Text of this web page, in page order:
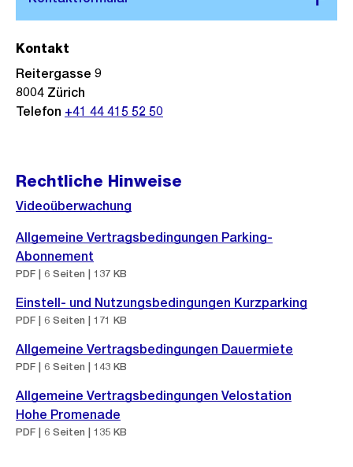
Kontakt
Reitergasse 9
8004 Zürich
Telefon +41 44 415 52 50
Rechtliche Hinweise
Videoüberwachung
Allgemeine Vertragsbedingungen Parking-
Abonnement
PDF | 6 Seiten | 137 KB
Einstell- und Nutzungsbedingungen Kurzparking
PDF | 6 Seiten | 171 KB
Allgemeine Vertragsbedingungen Dauermiete
PDF | 6 Seiten | 143 KB
Allgemeine Vertragsbedingungen Velostation
Hohe Promenade
PDF | 6 Seiten | 135 KB